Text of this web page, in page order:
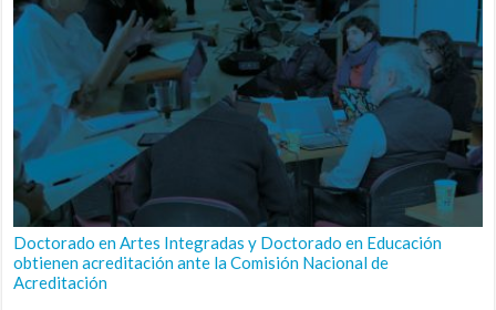
Doctorado en Artes Integradas y Doctorado en Educación
obtienen acreditación ante la Comisión Nacional de
Acreditación